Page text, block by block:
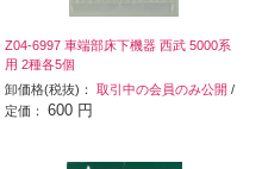
Z04-6997 車端部床下機器 西武 5000系
用 2種各5個
卸価格(税抜)：取引中の会員のみ公開 /
定価：600 円